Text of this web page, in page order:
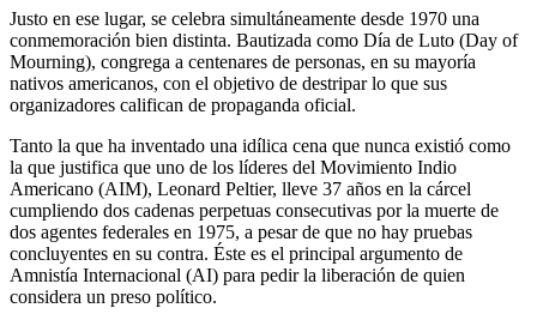
Justo en ese lugar, se celebra simultáneamente desde 1970 una
conmemoración bien distinta. Bautizada como Día de Luto (Day of
Mourning), congrega a centenares de personas, en su mayoría
nativos americanos, con el objetivo de destripar lo que sus
organizadores califican de propaganda oficial.
Tanto la que ha inventado una idílica cena que nunca existió como
la que justifica que uno de los líderes del Movimiento Indio
Americano (AIM), Leonard Peltier, lleve 37 años en la cárcel
cumpliendo dos cadenas perpetuas consecutivas por la muerte de
dos agentes federales en 1975, a pesar de que no hay pruebas
concluyentes en su contra. Éste es el principal argumento de
Amnistía Internacional (AI) para pedir la liberación de quien
considera un preso político.